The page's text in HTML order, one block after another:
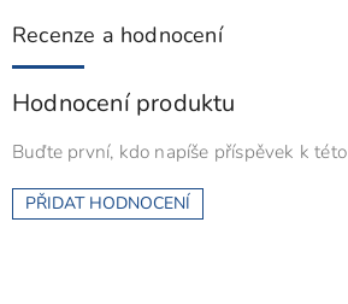
Recenze a hodnocení
Hodnocení produktu
Buďte první, kdo napíše příspěvek k
PŘIDAT HODNOCENÍ